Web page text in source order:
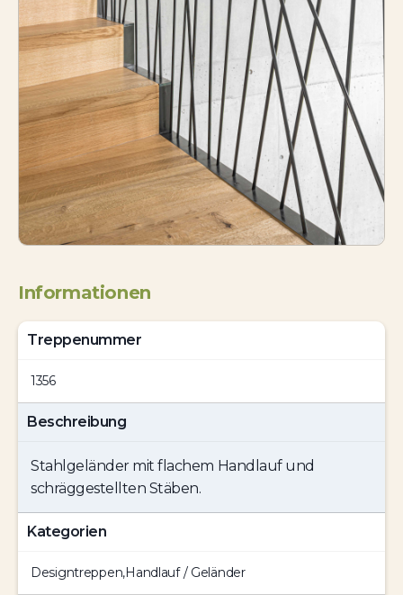
Informationen
Treppenummer
1356
Beschreibung
Stahlgeländer mit flachem Handlauf und
schräggestellten Stäben.
Kategorien
Designtreppen,Handlauf / Geländer